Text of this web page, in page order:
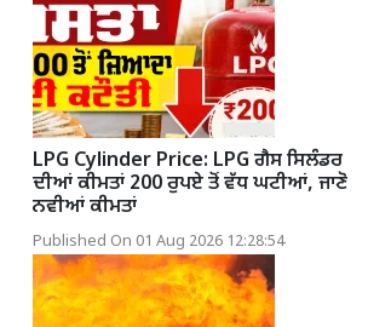
LPG Cylinder Price: LPG ਗੈਸ ਸਿਲੰਡਰ
ਦੀਆਂ ਕੀਮਤਾਂ 200 ਰੁਪਏ ਤੋਂ ਵੱਧ ਘਟੀਆਂ, ਜਾਣੋ
ਨਵੀਆਂ ਕੀਮਤਾਂ
Published On 01 Aug 2026 12:28:54